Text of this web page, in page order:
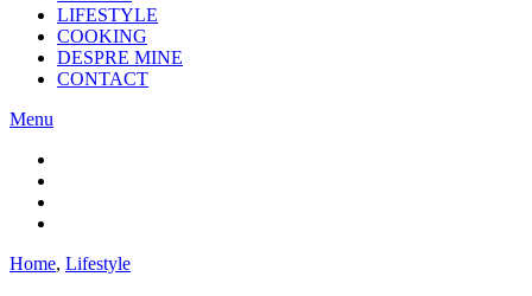
LIFESTYLE
COOKING
DESPRE MINE
CONTACT
Menu
Home, Lifestyle